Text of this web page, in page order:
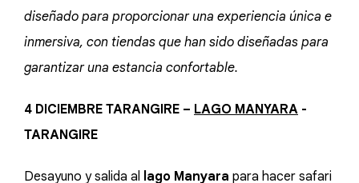
diseñado para proporcionar una experiencia única e
inmersiva, con tiendas que han sido diseñadas para
garantizar una estancia confortable.
4 DICIEMBRE TARANGIRE – LAGO MANYARA -
TARANGIRE
Desayuno y salida al lago Manyara para hacer safari